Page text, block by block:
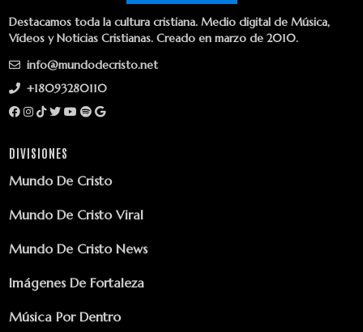
Destacamos toda la cultura cristiana. Medio digital de Música,
Vídeos y Noticias Cristianas. Creado en marzo de 2010.
info@mundodecristo.net
+18093280110
DIVISIONES
Mundo De Cristo
Mundo De Cristo Viral
Mundo De Cristo News
Imágenes De Fortaleza
Música Por Dentro